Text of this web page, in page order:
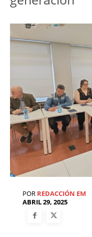
POR REDACCIÓN EM
ABRIL 29, 2025